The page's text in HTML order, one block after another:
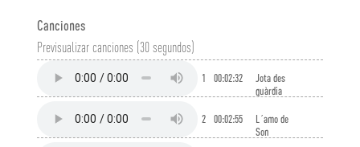
Canciones
Previsualizar canciones (30 segundos)
1 00:02:32
Jota des
guàrdia
2 00:02:55
L´amo de
Son